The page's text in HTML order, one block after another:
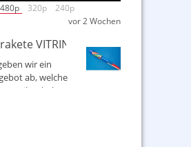
480p 320p
240p
vor 2 Wochen
VITRINE - LOGO
wir ein
ab, welche
Treiber haben!